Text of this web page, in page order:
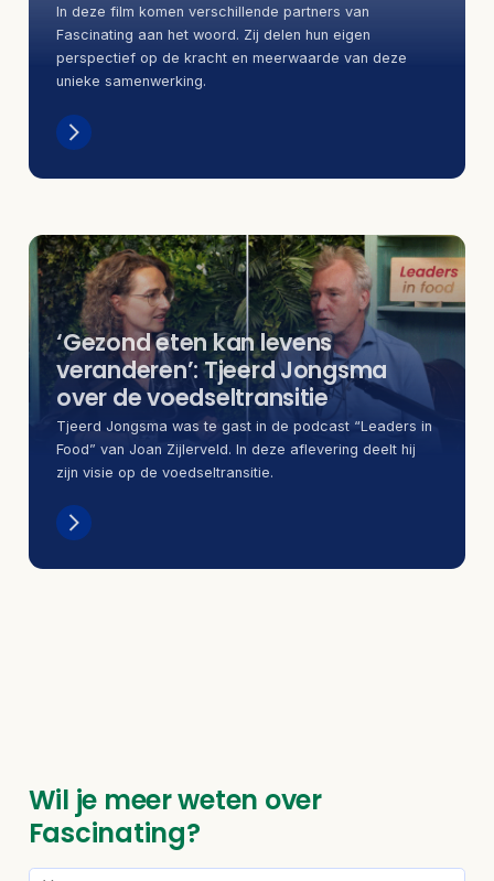
In deze film komen verschillende partners van
Fascinating aan het woord. Zij delen hun eigen
perspectief op de kracht en meerwaarde van deze
unieke samenwerking.
‘Gezond eten kan levens
veranderen’: Tjeerd Jongsma
over de voedseltransitie
Tjeerd Jongsma was te gast in de podcast “Leaders in
Food” van Joan Zijlerveld. In deze aflevering deelt hij
zijn visie op de voedseltransitie.
Wil je meer weten over
Fascinating?